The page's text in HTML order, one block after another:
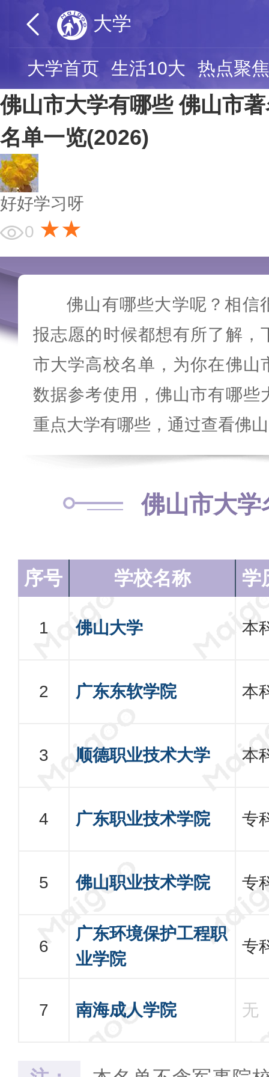
大学
大学首页 生活10大 热点聚焦
佛山市大学有哪些 佛山市
名单一览(2026)
好好学习呀
0 ★★
佛山有哪些大学呢？相信
报志愿的时候都想有所了解，
市大学高校名单，为你在佛山
数据参考使用，佛山市有哪些
重点大学有哪些，通过查看佛
佛山市大学
序号 学校名称 学
佛山大学 本
广东东软学院 本
顺德职业技术大学 本
广东职业技术学院 专
佛山职业技术学院 专
广东环境保护工程职
业学院
专
南海成人学院 无